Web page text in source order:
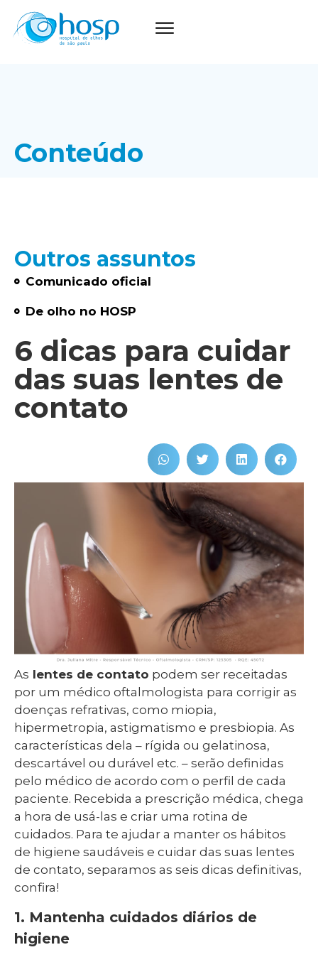
Conteúdo
Outros assuntos
Comunicado oficial
De olho no HOSP
6 dicas para cuidar
das suas lentes de
contato
As lentes de contato podem ser receitadas
por um médico oftalmologista para corrigir as
doenças refrativas, como miopia,
hipermetropia, astigmatismo e presbiopia. As
características dela – rígida ou gelatinosa,
descartável ou durável etc. – serão definidas
pelo médico de acordo com o perfil de cada
paciente. Recebida a prescrição médica, chega
a hora de usá-las e criar uma rotina de
cuidados. Para te ajudar a manter os hábitos
de higiene saudáveis e cuidar das suas lentes
de contato, separamos as seis dicas definitivas,
confira!
1. Mantenha cuidados diários de
higiene